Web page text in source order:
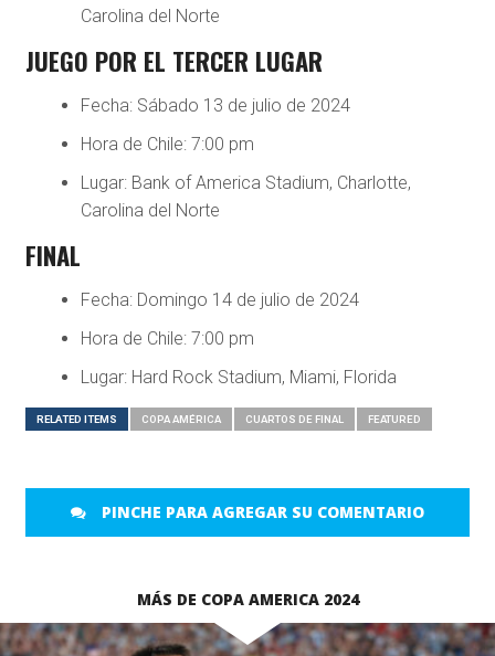
Carolina del Norte
JUEGO POR EL TERCER LUGAR
Fecha: Sábado 13 de julio de 2024
Hora de Chile: 7:00 pm
Lugar: Bank of America Stadium, Charlotte,
Carolina del Norte
FINAL
Fecha: Domingo 14 de julio de 2024
Hora de Chile: 7:00 pm
Lugar: Hard Rock Stadium, Miami, Florida
RELATED ITEMS COPA AMÉRICA CUARTOS DE FINAL FEATURED
PINCHE PARA AGREGAR SU COMENTARIO
MÁS DE COPA AMERICA 2024